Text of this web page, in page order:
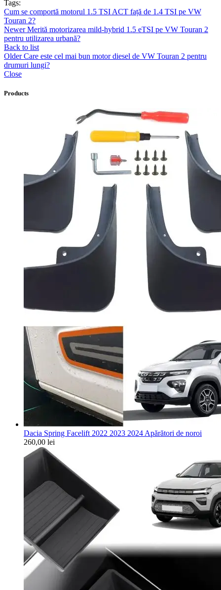
Tags:
Cum se comportă motorul 1.5 TSI ACT față de 1.4 TSI pe VW
Touran 2?
Newer Merită motorizarea mild-hybrid 1.5 eTSI pe VW Touran 2
pentru utilizarea urbană?
Back to list
Older Care este cel mai bun motor diesel de VW Touran 2 pentru
drumuri lungi?
Close
Products
Dacia Spring Facelift 2022 2023 2024 Apărători de noroi
260,00 lei